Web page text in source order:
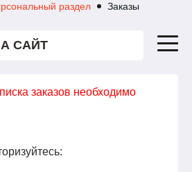
раздел Заказы
САЙТ
заказов необходимо